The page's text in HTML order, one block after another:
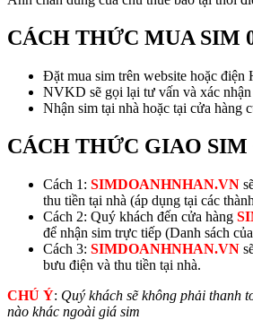
CÁCH THỨC MUA SIM
Đặt mua sim trên website hoặc điện
NVKD sẽ gọi lại tư vấn và xác nhận
Nhận sim tại nhà hoặc tại cửa hàng
CÁCH THỨC GIAO SIM
Cách 1: SIMDOANHNHAN.VN
thu tiền tại nhà (áp dụng tại các
Cách 2: Quý khách đến cửa hàng
để nhận sim trực tiếp (Danh sách
Cách 3: SIMDOANHNHAN.VN
bưu điện và thu tiền tại nhà.
CHÚ Ý: Quý khách sẽ không phải thanh
nào khác ngoài giá sim